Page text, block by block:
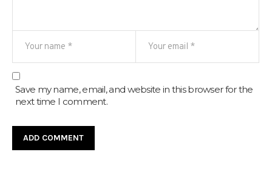
Save my name, email, and website in this browser for the
next time I comment.